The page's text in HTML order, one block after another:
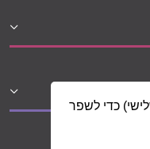
כדי לשפר